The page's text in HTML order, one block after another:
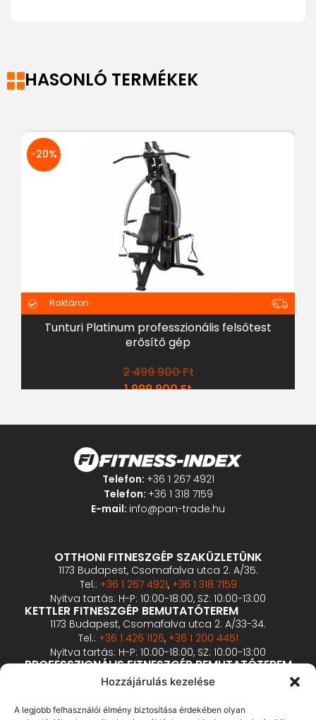
Hozzájárulás kezelése
A legjobb felhasználói élmény biztosítása érdekében olyan
HASONLÓ TERMÉKEK
-20%
Raktáron
Tunturi Platinum professzionális felsőtest
erősítő gép
2 499 900Ft
1 999 900Ft
Telefon: +36 1 267 4921
Telefon: +36 1 318 7159
E-mail: info@pan-trade.hu
OTTHONI FITNESZGÉP SZAKÜZLETÜNK
1173 Budapest, Csomafalva utca 2. A/35.
Tel.: +36 1 267 4921, +36 1 318 7159
Nyitva tartás: H-P: 10:00-18:00, SZ: 10:00-13:00
KETTLER FITNESZGÉP BEMUTATÓTEREM
1173 Budapest, Csomafalva utca 2. A/33-34.
Tel.: +36 1 426 1126, +36 1 200 4451
Nyitva tartás: H-P: 10:00-18:00, SZ: 10:00-13:00
PROFESSZIONÁLIS FITNESZGÉP BEMUTATÓTEREM
2360 Gyál, Vállalkozó u. 12.
+36 1 900 0657
Nyitva tartás: előzetes bejelentkezés alapján